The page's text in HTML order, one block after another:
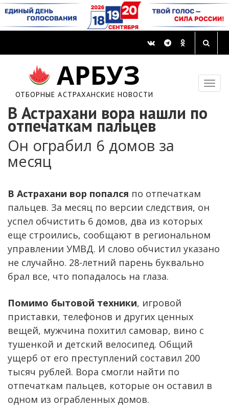
АРБУЗ
ОТБОРНЫЕ АСТРАХАНСКИЕ НОВОСТИ
В Астрахани вора нашли по
отпечаткам пальцев
Он ограбил 6 домов за
месяц
В Астрахани вор попался по отпечаткам
пальцев. За месяц по версии следствия, он
успел обчистить 6 домов, два из которых
еще строились, сообщают в региональном
управлении УМВД. И слово обчистил указано
не случайно. 28-летний парень буквально
брал все, что попадалось на глаза.
Помимо бытовой техники, игровой
приставки, телефонов и других ценных
вещей, мужчина похитил самовар, вино с
тушенкой и детский велосипед. Общий
ущерб от его преступлений составил 200
тысяч рублей. Вора смогли найти по
отпечаткам пальцев, которые он оставил в
одном из ограбленных домов.